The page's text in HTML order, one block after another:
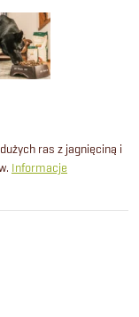
ras z jagnięciną i
Informacje